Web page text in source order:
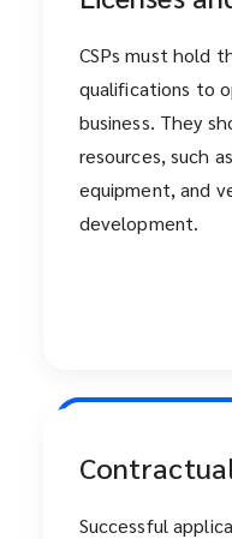
CSPs must hold
qualifications to
business. They
resources, such
equipment, and
development.
Successful